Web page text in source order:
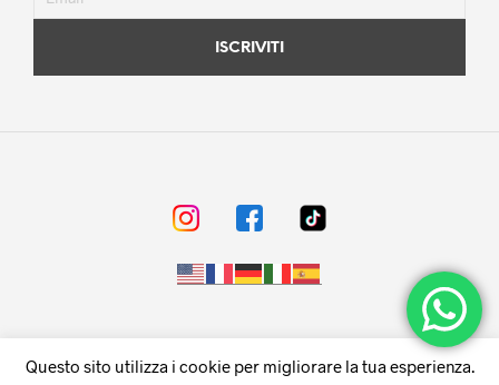
© F.LLI REGINA s.r.l. - Napoli - Via Don Luigi Sturzo,91 - P.Iva
Questo sito utilizza i cookie per migliorare la tua esperienza.